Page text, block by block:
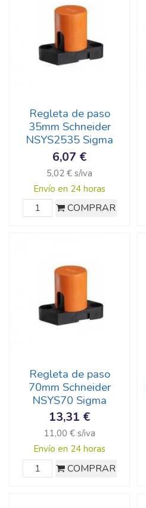
Regleta de paso
35mm Schneider
NSYS2535 Sigma
6,07 €
5,02 € s/iva
Envío en 24 horas
COMPRAR
Regleta de paso
70mm Schneider
NSYS70 Sigma
13,31 €
11,00 € s/iva
Envío en 24 horas
COMPRAR